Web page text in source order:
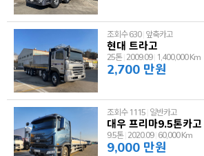
조회수 630 앞축카고
현대 트라고
25톤 2009.09 1,400,000 Km
2,700 만원
조회수 1115 일반카고
대우 프리마9.5톤카고
9.5톤 2020.09 60,000 Km
9,000 만원